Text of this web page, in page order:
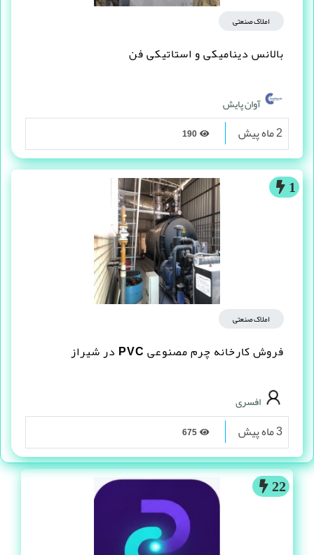
22
املاک صنعتی
بالانس دینامیکی و استاتیکی فن
آوان پایش
2 ماه پیش
1
املاک صنعتی
فروش کارخانه چرم مصنوعى PVC در شیراز
افسری
3 ماه پیش